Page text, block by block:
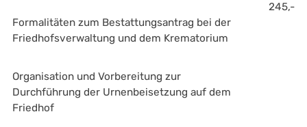
Formalitäten zum Bestattungsantrag bei der
Friedhofsverwaltung und dem Krematorium
Organisation und Vorbereitung zur
Durchführung der Urnenbeisetzung auf dem
Friedhof
245,-